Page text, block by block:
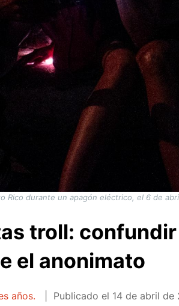
Rico durante un apagón eléctrico, el 6 de
troll:
el anonimato
años. Publicado el 14 de abril de